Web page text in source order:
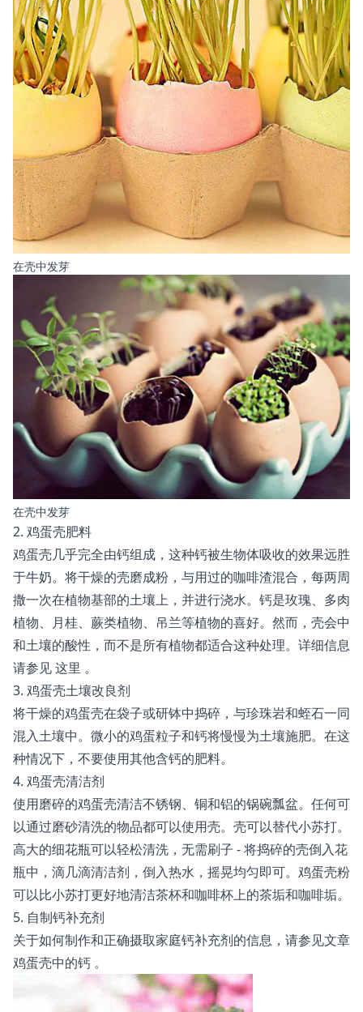
在壳中发芽
在壳中发芽
2. 鸡蛋壳肥料
鸡蛋壳几乎完全由钙组成，这种钙被生物体吸收的效果远胜
于牛奶。将干燥的壳磨成粉，与用过的咖啡渣混合，每两周
撒一次在植物基部的土壤上，并进行浇水。钙是玫瑰、多肉
植物、月桂、蕨类植物、吊兰等植物的喜好。然而，壳会中
和土壤的酸性，而不是所有植物都适合这种处理。详细信息
请参见这里 。
3. 鸡蛋壳土壤改良剂
将干燥的鸡蛋壳在袋子或研钵中捣碎，与珍珠岩和蛭石一同
混入土壤中。微小的鸡蛋粒子和钙将慢慢为土壤施肥。在这
种情况下，不要使用其他含钙的肥料。
4. 鸡蛋壳清洁剂
使用磨碎的鸡蛋壳清洁不锈钢、铜和铝的锅碗瓢盆。任何可
以通过磨砂清洗的物品都可以使用壳。壳可以替代小苏打。
高大的细花瓶可以轻松清洗，无需刷子 - 将捣碎的壳倒入花
瓶中，滴几滴清洁剂，倒入热水，摇晃均匀即可。鸡蛋壳粉
可以比小苏打更好地清洁茶杯和咖啡杯上的茶垢和咖啡垢。
5. 自制钙补充剂
关于如何制作和正确摄取家庭钙补充剂的信息，请参见文章
鸡蛋壳中的钙 。